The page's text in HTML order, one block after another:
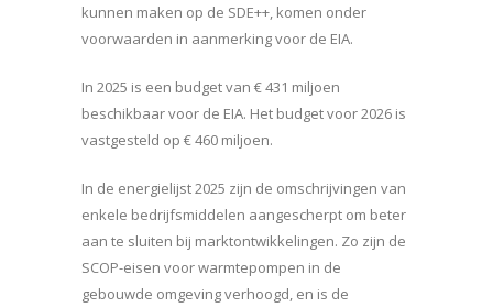
kunnen maken op de SDE++, komen onder
voorwaarden in aanmerking voor de EIA.
In 2025 is een budget van € 431 miljoen
beschikbaar voor de EIA. Het budget voor 2026 is
vastgesteld op € 460 miljoen.
In de energielijst 2025 zijn de omschrijvingen van
enkele bedrijfsmiddelen aangescherpt om beter
aan te sluiten bij marktontwikkelingen. Zo zijn de
SCOP-eisen voor warmtepompen in de
gebouwde omgeving verhoogd, en is de